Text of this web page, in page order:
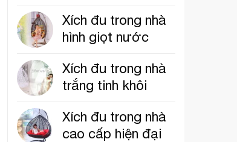
Xích đu trong nhà
hình giọt nước
Xích đu trong nhà
trắng tinh khôi
Xích đu trong nhà
cao cấp hiện đại